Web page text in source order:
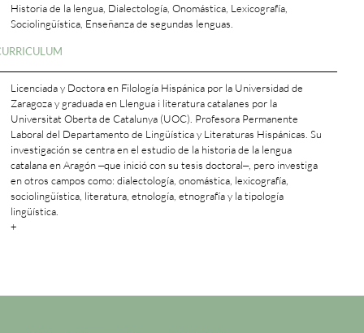
Historia de la lengua, Dialectología, Onomástica, Lexicografía,
Sociolingüística, Enseñanza de segundas lenguas.
Licenciada y Doctora en Filología Hispánica por la Universidad de
Zaragoza y graduada en Llengua i literatura catalanes por la
Universitat Oberta de Catalunya (UOC). Profesora Permanente
Laboral del Departamento de Lingüística y Literaturas Hispánicas. Su
investigación se centra en el estudio de la historia de la lengua
catalana en Aragón ‒que inició con su tesis doctoral‒, pero investiga
en otros campos como: dialectología, onomástica, lexicografía,
sociolingüística, literatura, etnología, etnografía y la tipología
lingüística.
+